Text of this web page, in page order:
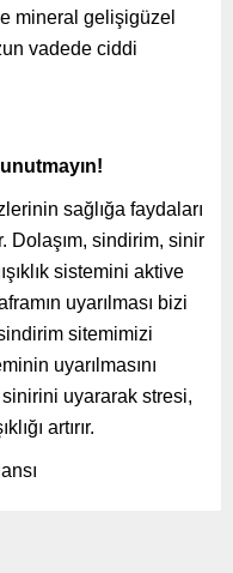
mineral gelişigüzel
vadede ciddi
sağlığa faydaları
Dolaşım, sindirim, sinir
sistemini aktive
uyarılması bizi
sitemimizi
uyarılmasını
uyararak stresi,
artırır.